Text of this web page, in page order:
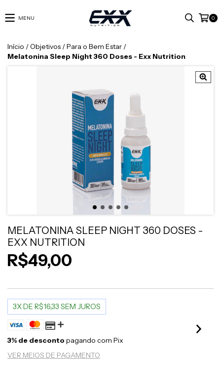
MENU 0
Início /Objetivos /Para o Bem Estar /
Melatonina Sleep Night 360 Doses - Exx Nutrition
MELATONINA SLEEP NIGHT 360 DOSES -
EXX NUTRITION
R$49,00
3X DE R$16,33 SEM JUROS
3% de desconto pagando com Pix
VER MEIOS DE PAGAMENTO